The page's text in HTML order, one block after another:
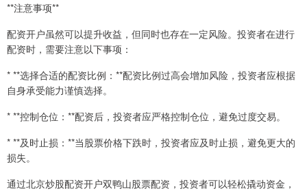
**注意事项**
配资开户虽然可以提升收益，但同时也存在一定风险。投资者在进行
配资时，需要注意以下事项：
* **选择合适的配资比例：**配资比例过高会增加风险，投资者应根据
自身承受能力谨慎选择。
* **控制仓位：**配资后，投资者应严格控制仓位，避免过度交易。
* **及时止损：**当股票价格下跌时，投资者应及时止损，避免更大的
损失。
通过北京炒股配资开户双鸭山股票配资，投资者可以轻松撬动资金，